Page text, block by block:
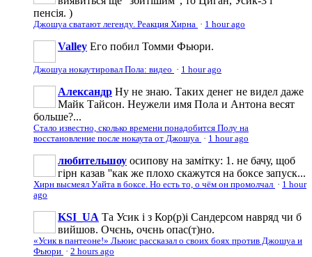
пенсія. )
Джошуа сватают легенду. Реакция Хирна · 1 hour ago
Valley Его побил Томми Фьюри.
Джошуа нокаутировал Пола: видео · 1 hour ago
Александр Ну не знаю. Таких денег не видел даже
Майк Тайсон. Неужели имя Пола и Антона весят
больше?...
Стало известно, сколько времени понадобится Полу на
восстановление после нокаута от Джошуа · 1 hour ago
любительшоу осипову на замітку: 1. не бачу, щоб
гірн казав ''как же плохо скажутся на боксе запуск...
Хирн высмеял Уайта в боксе. Но есть то, о чём он промолчал · 1 hour
ago
KSI_UA Та Усик і з Кор(р)і Сандерсом навряд чи б
вийшов. Очєнь, очєнь опас(т)но.
«Усик в пантеоне!» Льюис рассказал о своих боях против Джошуа и
Фьюри · 2 hours ago